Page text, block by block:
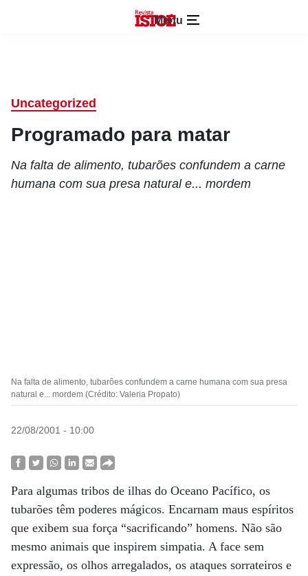
Menu
Uncategorized
Programado para matar
Na falta de alimento, tubarões confundem a carne
humana com sua presa natural e... mordem
Na falta de alimento, tubarões confundem a carne humana com sua presa
natural e... mordem (Crédito: Valeria Propato)
22/08/2001 - 10:00
Para algumas tribos de ilhas do Oceano Pacífico, os
tubarões têm poderes mágicos. Encarnam maus espíritos
que exibem sua força “sacrificando” homens. Não são
mesmo animais que inspirem simpatia. A face sem
expressão, os olhos arregalados, os ataques sorrateiros e